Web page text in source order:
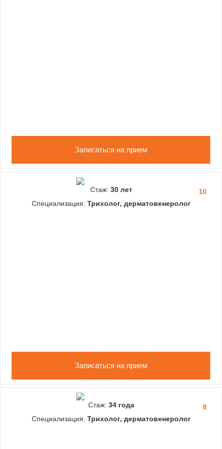
Записаться на прием
10
Стаж: 30 лет
Специализация: Трихолог, дерматовенеролог
Записаться на прием
8
Стаж: 34 года
Специализация: Трихолог, дерматовенеролог